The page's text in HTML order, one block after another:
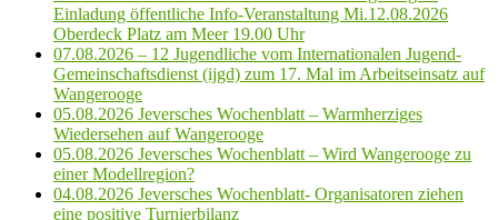
Einladung öffentliche Info-Veranstaltung Mi.12.08.2026
Oberdeck Platz am Meer 19.00 Uhr
07.08.2026 – 12 Jugendliche vom Internationalen Jugend-
Gemeinschaftsdienst (ijgd) zum 17. Mal im Arbeitseinsatz auf
Wangerooge
05.08.2026 Jeversches Wochenblatt – Warmherziges
Wiedersehen auf Wangerooge
05.08.2026 Jeversches Wochenblatt – Wird Wangerooge zu
einer Modellregion?
04.08.2026 Jeversches Wochenblatt- Organisatoren ziehen
eine positive Turnierbilanz